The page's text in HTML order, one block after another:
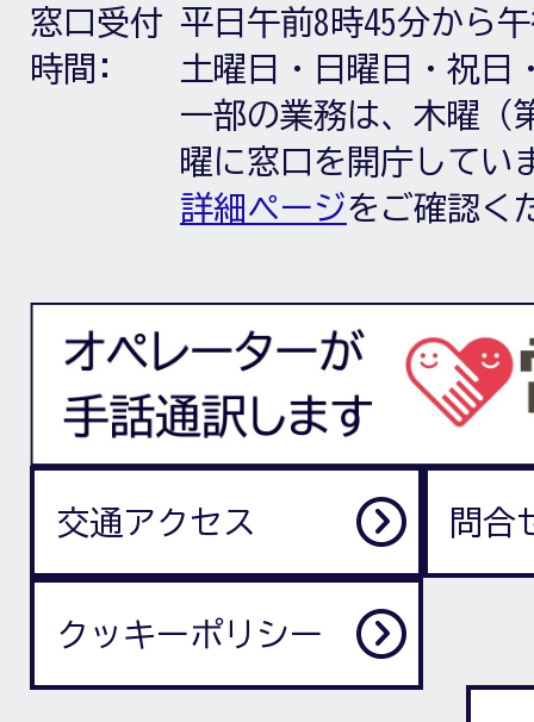
窓口受付
時間:
平日午前8時45分から
土曜日・日曜日・祝日
一部の業務は、木曜（
曜に窓口を開庁してい
詳細ページをご確認く
交通アクセス 問合
クッキーポリシー